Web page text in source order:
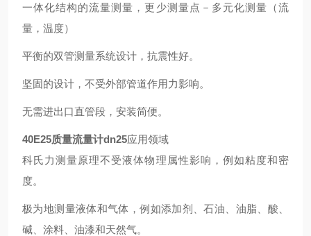
一体化结构的流量测量，更少测量点－多元化测量（流
量，温度）
平衡的双管测量系统设计，抗震性好。
坚固的设计，不受外部管道作用力影响。
无需进出口直管段，安装简便。
40E25质量流量计dn25应用领域
科氏力测量原理不受液体物理属性影响，例如粘度和密
度。
极为地测量液体和气体，例如添加剂、石油、油脂、酸、
碱、涂料、油漆和天然气。